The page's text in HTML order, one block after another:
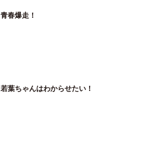
青春爆走！
若葉ちゃんはわからせたい！